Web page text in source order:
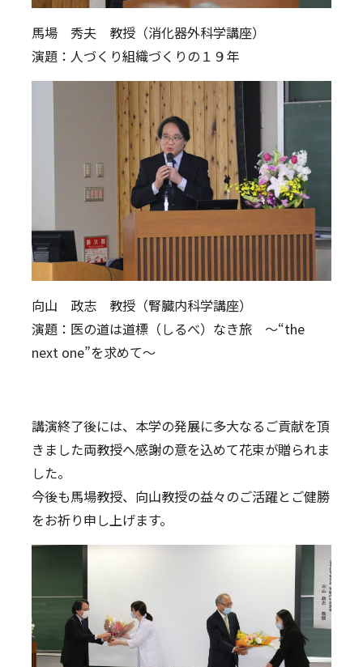
馬場 秀夫 教授（消化器外科学講座）
演題：人づくり組織づくりの１９年
向山 政志 教授（腎臓内科学講座）
演題：医の道は道標（しるべ）なき旅 ～“the
next one”を求めて～
講演終了後には、本学の発展に多大なるご貢献を頂
きました両教授へ感謝の意を込めて花束が贈られま
した。
今後も馬場教授、向山教授の益々のご活躍とご健勝
をお祈り申し上げます。